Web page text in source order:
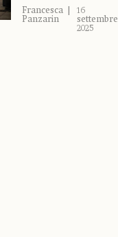
Francesca
Panzarin
16
settembre
2025